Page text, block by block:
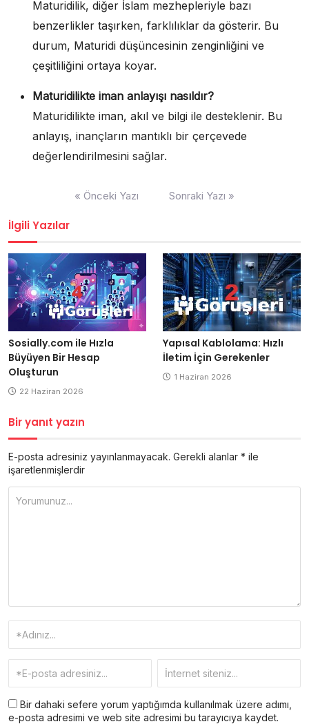
Maturidilik, diğer İslam mezhepleriyle bazı
benzerlikler taşırken, farklılıklar da gösterir. Bu
durum, Maturidi düşüncesinin zenginliğini ve
çeşitliliğini ortaya koyar.
Maturidilikte iman anlayışı nasıldır?
Maturidilikte iman, akıl ve bilgi ile desteklenir. Bu
anlayış, inançların mantıklı bir çerçevede
değerlendirilmesini sağlar.
« Önceki Yazı Sonraki Yazı »
İlgili Yazılar
Sosially.com ile Hızla
Büyüyen Bir Hesap
Oluşturun
22 Haziran 2026
Yapısal Kablolama: Hızlı
İletim İçin Gerekenler
1 Haziran 2026
Bir yanıt yazın
E-posta adresiniz yayınlanmayacak. Gerekli alanlar * ile
işaretlenmişlerdir
Bir dahaki sefere yorum yaptığımda kullanılmak üzere adımı,
e-posta adresimi ve web site adresimi bu tarayıcıya kaydet.